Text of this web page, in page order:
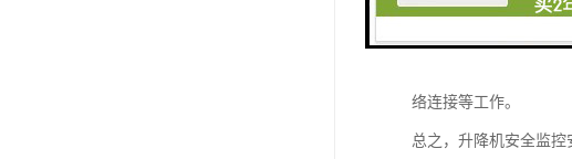
7. 定期维护和检查：
络连接等工作。
总之，升降机安全监